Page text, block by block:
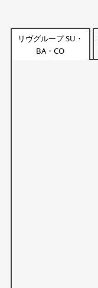
リヴグループ SU・
BA・CO